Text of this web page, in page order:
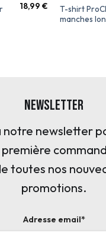
18,99€
T-shirt
manches
Newsletter
notre newsletter
toutes nos
promotions.
Adresse email*